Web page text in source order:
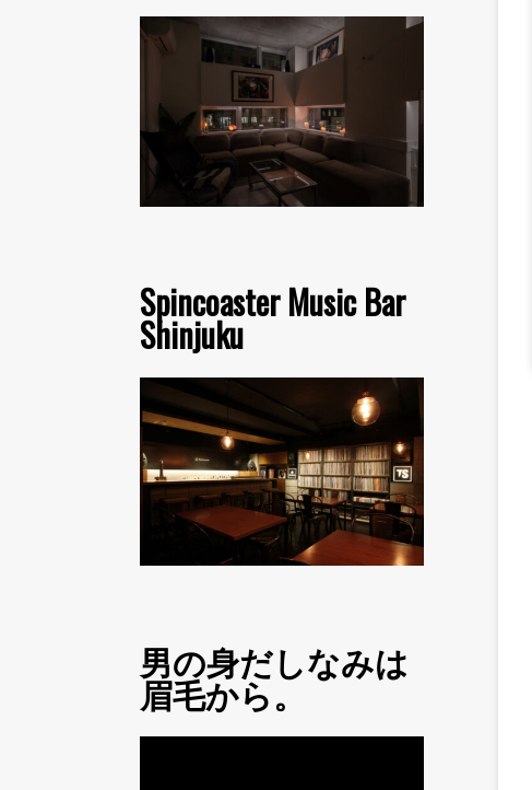
Spincoaster Music Bar
Shinjuku
男の身だしなみは
眉毛から。